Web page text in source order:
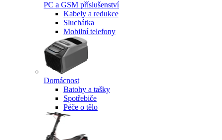
PC a GSM příslušenství
Kabely a redukce
Sluchátka
Mobilní telefony
Domácnost
Batohy a tašky
Spotřebiče
Péče o tělo